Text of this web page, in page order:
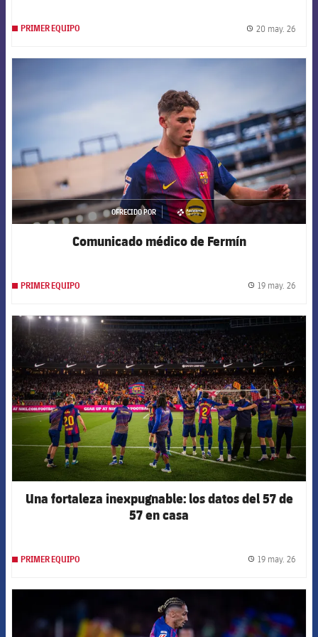
PRIMER EQUIPO 20 may. 26
OFRECIDO POR
asistencia
Comunicado médico de Fermín
PRIMER EQUIPO 19 may. 26
FCB Barcelona badge
Una fortaleza inexpugnable: los datos del 57 de
57 en casa
PRIMER EQUIPO 19 may. 26
FCB Barcelona badge